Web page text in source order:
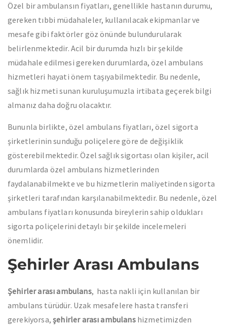
Özel bir ambulansın fiyatları, genellikle hastanın durumu,
gereken tıbbi müdahaleler, kullanılacak ekipmanlar ve
mesafe gibi faktörler göz önünde bulundurularak
belirlenmektedir. Acil bir durumda hızlı bir şekilde
müdahale edilmesi gereken durumlarda, özel ambulans
hizmetleri hayati önem taşıyabilmektedir. Bu nedenle,
sağlık hizmeti sunan kuruluşumuzla irtibata geçerek bilgi
almanız daha doğru olacaktır.
Bununla birlikte, özel ambulans fiyatları, özel sigorta
şirketlerinin sunduğu poliçelere göre de değişiklik
gösterebilmektedir. Özel sağlık sigortası olan kişiler, acil
durumlarda özel ambulans hizmetlerinden
faydalanabilmekte ve bu hizmetlerin maliyetinden sigorta
şirketleri tarafından karşılanabilmektedir. Bu nedenle, özel
ambulans fiyatları konusunda bireylerin sahip oldukları
sigorta poliçelerini detaylı bir şekilde incelemeleri
önemlidir.
Şehirler Arası Ambulans
Şehirler arası ambulans, hasta nakli için kullanılan bir
ambulans türüdür. Uzak mesafelere hasta transferi
gerekiyorsa,şehirler arası ambulanshizmetimizden